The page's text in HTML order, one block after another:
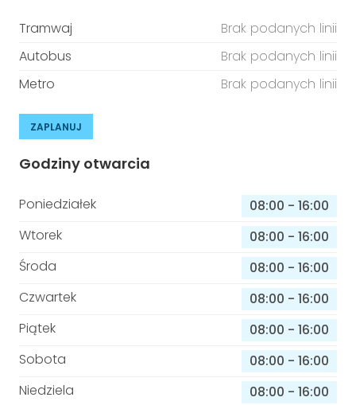
Tramwaj
Brak podanych linii
Autobus
Brak podanych linii
Metro
Brak podanych linii
ZAPLANUJ
Godziny otwarcia
Poniedziałek 08:00 - 16:00
Wtorek
08:00 - 16:00
Środa
08:00 - 16:00
Czwartek
08:00 - 16:00
Piątek
08:00 - 16:00
Sobota
08:00 - 16:00
Niedziela
08:00 - 16:00